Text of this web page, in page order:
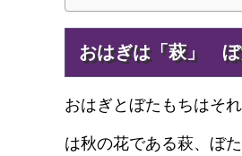
おはぎは「萩」 ぼ
おはぎとぼたもちはそ
は秋の花である萩、ぼ